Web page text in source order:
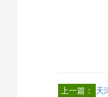
上一篇： 天